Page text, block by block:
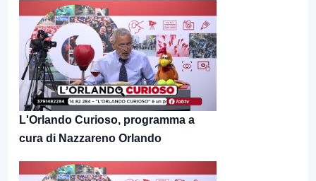
L'Orlando Curioso, programma a
cura di Nazzareno Orlando